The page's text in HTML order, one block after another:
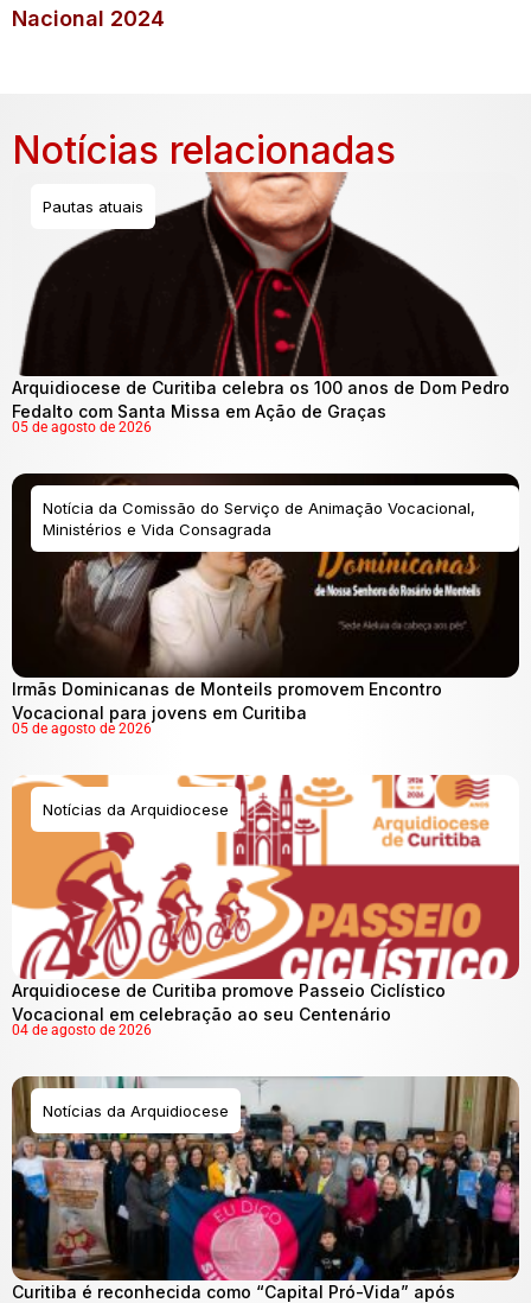
Nacional 2024
Notícias relacionadas
Pautas atuais
Arquidiocese de Curitiba celebra os 100 anos de Dom Pedro
Fedalto com Santa Missa em Ação de Graças
05 de agosto de 2026
Notícia da Comissão do Serviço de Animação Vocacional,
Ministérios e Vida Consagrada
Irmãs Dominicanas de Monteils promovem Encontro
Vocacional para jovens em Curitiba
05 de agosto de 2026
Notícias da Arquidiocese
Arquidiocese de Curitiba promove Passeio Ciclístico
Vocacional em celebração ao seu Centenário
04 de agosto de 2026
Notícias da Arquidiocese
Curitiba é reconhecida como “Capital Pró-Vida” após